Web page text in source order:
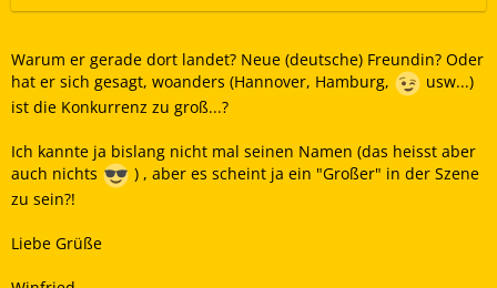
Warum er gerade dort landet? Neue (deutsche) Freundin? Oder
hat er sich gesagt, woanders (Hannover, Hamburg,
usw...)
ist die Konkurrenz zu groß...?
Ich kannte ja bislang nicht mal seinen Namen (das heisst aber
auch nichts
) , aber es scheint ja ein "Großer" in der Szene
zu sein?!
Liebe Grüße